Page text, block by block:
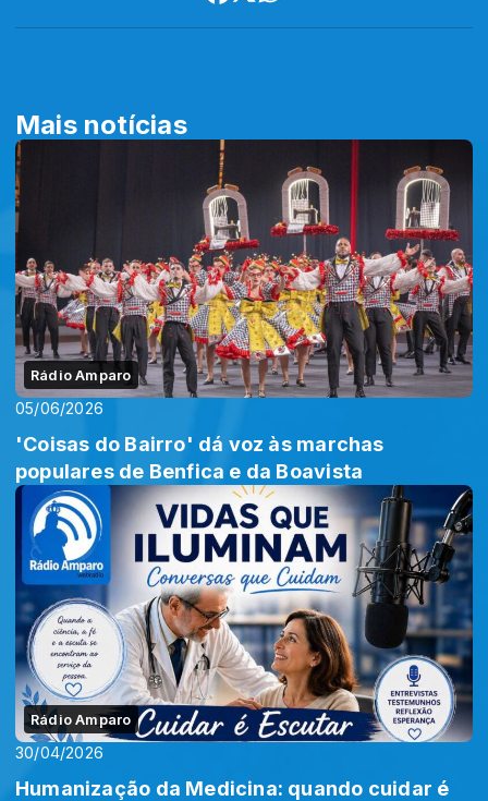
Mais notícias
Rádio Amparo
05/06/2026
'Coisas do Bairro' dá voz às marchas
populares de Benfica e da Boavista
Rádio Amparo
30/04/2026
Humanização da Medicina: quando cuidar é